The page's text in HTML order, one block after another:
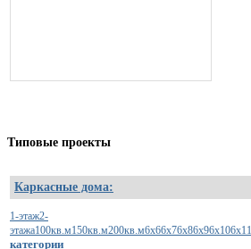
Типовые проекты
Каркасные дома:
1-этаж2-
этажа100кв.м150кв.м200кв.м6х66х76х86х96х106х11
категории